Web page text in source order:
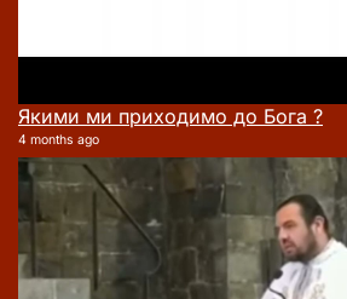
Якими ми приходимо до Бога ?
4 months ago